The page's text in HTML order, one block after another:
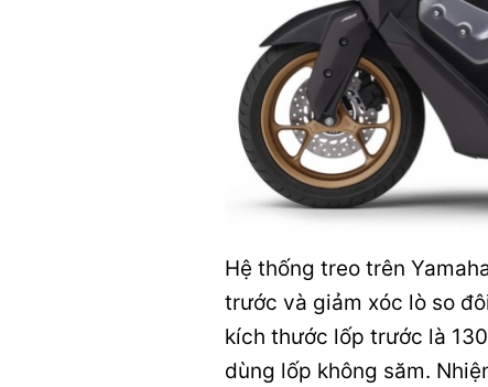
Hệ thống treo trên
trước và giảm xóc lò so
kích thước lốp trước là
dùng lốp không săm.